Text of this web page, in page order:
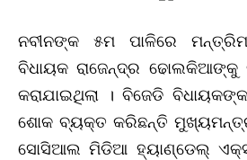
ନବୀନଙ୍କ ୫ମ ପାଳିରେ
ବିଧାୟକ ରାଜେନ୍ଦ୍ର ଢୋଲକିଆଙ୍କୁ
କରାଯାଇଥିଲା । ବିଜେଡି
ଶୋକ ବ୍ୟକ୍ତ କରିଛନ୍ତି
ସୋସିଆଲ ମିଡିଆ ହ୍ୟାଣ୍ଡେଲ୍‌